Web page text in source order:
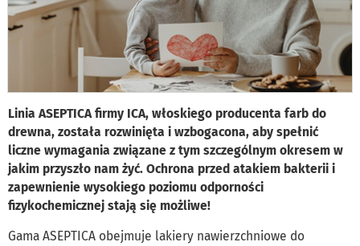
Linia ASEPTICA firmy ICA, włoskiego producenta farb do
drewna, została rozwinięta i wzbogacona, aby spełnić
liczne wymagania związane z tym szczególnym okresem w
jakim przyszło nam żyć. Ochrona przed atakiem bakterii i
zapewnienie wysokiego poziomu odporności
fizykochemicznej stają się możliwe!
Gama ASEPTICA obejmuje lakiery nawierzchniowe do